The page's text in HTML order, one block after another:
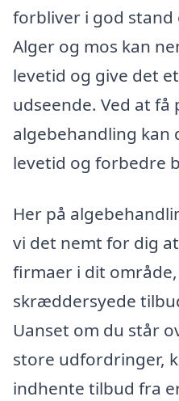
forbliver i god
Alger og mos kan
levetid og give det
udseende. Ved at
algebehandling
levetid og forbedre
Her på
vi det nemt for dig
firmaer i dit
skræddersyede
Uanset om du står
store udfordringer,
indhente tilbud fra